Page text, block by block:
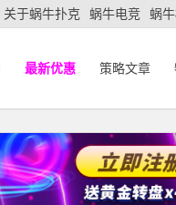
关于蜗牛扑克 蜗牛电竞 蜗
最新优惠 策略文章